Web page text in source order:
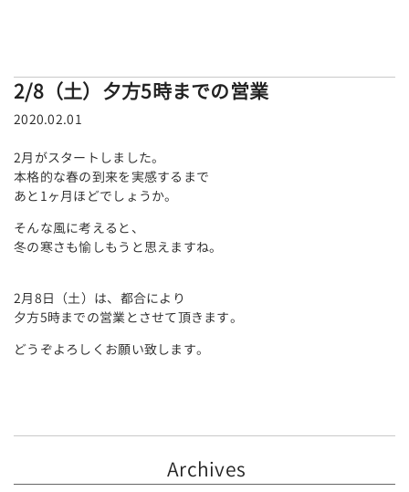
2/8（土）夕方5時までの営業
2020.02.01
2月がスタートしました。
本格的な春の到来を実感するまで
あと1ヶ月ほどでしょうか。
そんな風に考えると、
冬の寒さも愉しもうと思えますね。
2月8日（土）は、都合により
夕方5時までの営業とさせて頂きます。
どうぞよろしくお願い致します。
Archives